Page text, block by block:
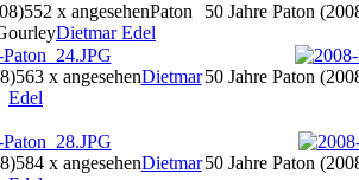
552 x angesehenPaton
Dietmar Edel
50 Jahre Paton
563 x angesehenDietmar
Edel
50 Jahre Paton
584 x angesehenDietmar 50 Jahre Paton